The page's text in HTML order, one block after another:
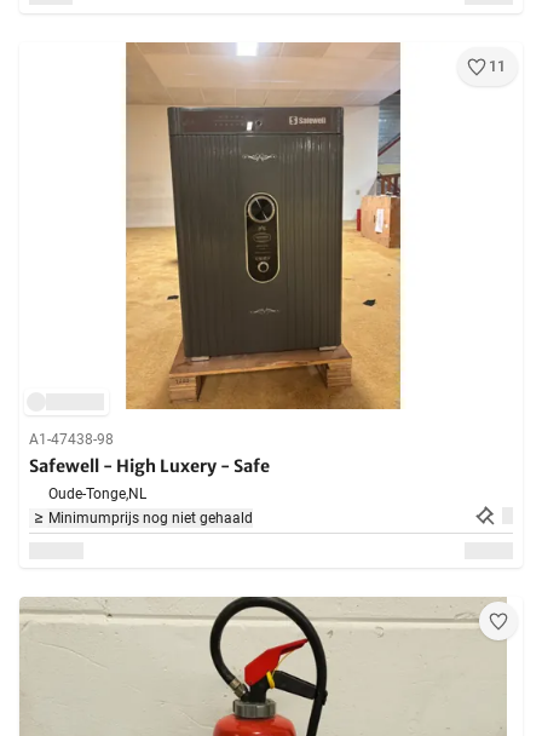
11
A1-47438-98
Safewell - High Luxery - Safe
Oude-Tonge,NL
Minimumprijs nog niet gehaald